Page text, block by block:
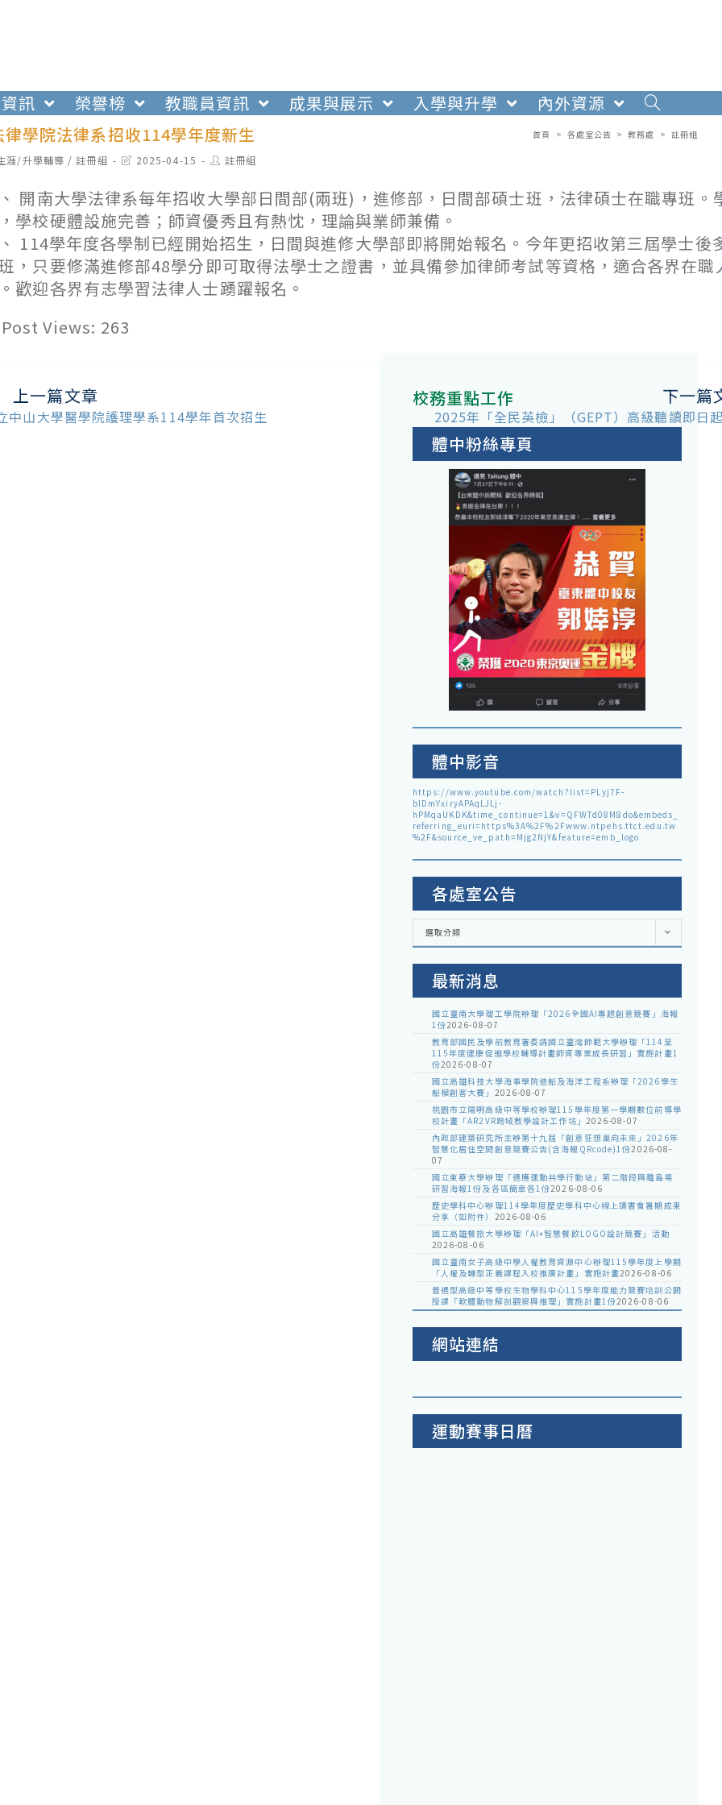
訊 榮譽榜 教職員資訊 成果與展示 入學與升學
內外資源
學院法律系招收114學年度新生
首頁 > 各處室公告 > 教務處 > 註冊組
涯/升學輔導 / 註冊組
Post2025-04-15
Post註冊組
開南大學法律系每年招收大學部日間部(兩班)，進修部，日間部碩士班，法律碩士在職專班。
學校硬體設施完善；師資優秀且有熱忱，理論與業師兼備。
114學年度各學制已經開始招生，日間與進修大學部即將開始報名。今年更招收第三屆學士後
，只要修滿進修部48學分即可取得法學士之證書，並具備參加律師考試等資格，適合各界在職
歡迎各界有志學習法律人士踴躍報名。
Post Views: 263
上一篇文章
中山大學醫學院護理學系114學年首次招生
下一篇
2025年「全民英檢」（GEPT）高級聽讀即日
校務重點工作
體中粉絲專頁
體中影音
https://www.youtube.com/watch?list=PLyj7F-
blDmYxiryAPAqLJLj-
hPMqaUKDK&time_continue=1&v=QFWTd08M8do&embeds_
referring_euri=https%3A%2F%2Fwww.ntpehs.ttct.edu.tw
%2F&source_ve_path=Mjg2NjY&feature=emb_logo
各處室公告
各
室
選取分類
最新消息
國立臺南大學理工學院辦理「2026全國AI專題創意競賽」海報
1份2026-08-07
教育部國民及學前教育署委請國立臺灣師範大學辦理「114至
115年度健康促進學校輔導計畫師資專業成長研習」實施計畫1
份2026-08-07
國立高雄科技大學海事學院造船及海洋工程系辦理「2026學生
船模創客大賽」 2026-08-07
桃園市立陽明高級中等學校辦理115學年度第一學期數位前導學
校計畫「AR2VR跨域教學設計工作坊」 2026-08-07
內政部建築研究所主辦第十九屆「創意狂想巢向未來」2026年
智慧化居住空間創意競賽公告(含海報QRcode)1份2026-08-
07
國立東華大學辦理「適應運動共學行動站」第二階段與離島場
研習海報1份及各區簡章各1份2026-08-06
歷史學科中心辦理114學年度歷史學科中心線上讀書會暑期成果
分享（如附件） 2026-08-06
國立高雄餐旅大學辦理「AI+智慧餐飲LOGO設計競賽」活動
2026-08-06
國立臺南女子高級中學人權教育資源中心辦理115學年度上學期
「人權及轉型正義課程入校推廣計畫」實施計畫2026-08-06
普通型高級中等學校生物學科中心115學年度能力競賽培訓公開
授課「軟體動物解剖觀察與推理」實施計畫1份2026-08-06
網站連結
運動賽事日曆